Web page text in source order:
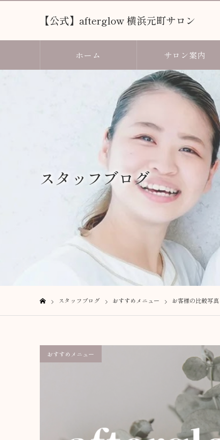
【公式】afterglow 横浜元町サロン
ホーム サロン案内
スタッフブログ
スタッフブログ おすすめメニュー お客様の比較写真
おすすめメニュー